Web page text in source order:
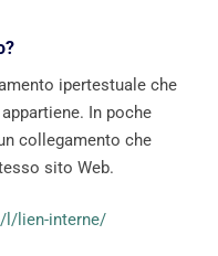
ipertestuale che
In poche
collegamento che
sito Web.
l/lien-interne/